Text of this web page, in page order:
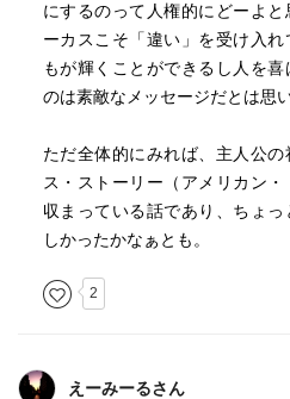
にするのって人権的にどーよ
ーカスこそ「違い」を受け入
もが輝くことができるし人を
のは素敵なメッセージだとは思い
ただ全体的にみれば、主人公
ス・ストーリー（アメリカン
収まっている話であり、ちょ
しかったかなぁとも。
2
えーみーるさん